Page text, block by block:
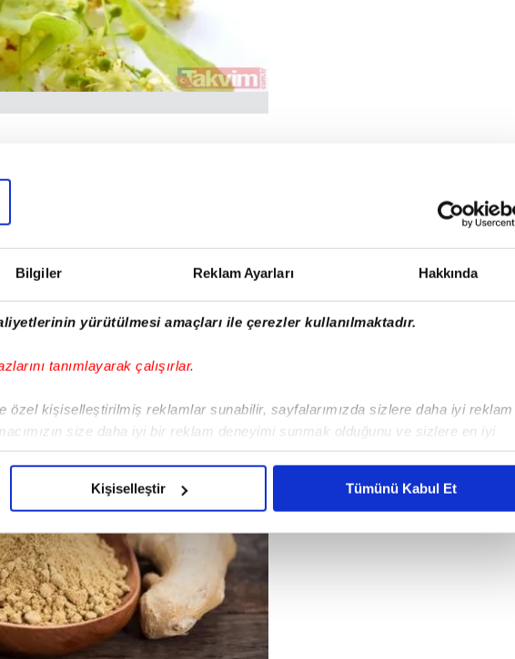
Bilgiler Reklam Ayarları Hakkında
yürütülmesi amaçları ile çerezler kullanılmaktadır.
tanımlayarak çalışırlar.
özel kişiselleştirilmiş reklamlar sunabilir, sayfalarımızda sizlere daha iyi reklam
size daha iyi bir reklam deneyimi sunmak olduğunu ve sizlere en iyi
çabayı gösterdiğimizi ve bu noktada, reklamların maliyetlerimizi karşılamak
Sitemizde kendimize ve üçüncü kişilere ait çerezler kullanılmaktadır. Bu
işlenmekte olup gerekli olan çerezler bilgi toplumu hizmetlerinin sunulması
sitemizin daha işlevsel kılınması ve kişiselleştirilmesi ve sizlere yönelik
amaçlarıyla sınırlı olarak açık rızanız dahilinde kullanılacaktır.
Kişiselleştir Tümünü Kabul Et
ıhlamur çayı, öksürüğe
sağlar. Kan
Bronşları yumuşatıcı ve
sistemini düzenler ve
için de yardımcıdır.